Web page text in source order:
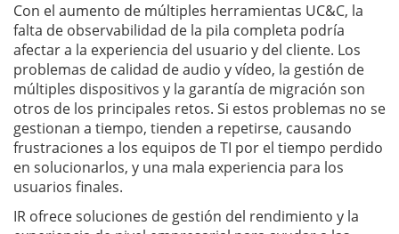
Con el aumento de múltiples herramientas UC&C, la
falta de observabilidad de la pila completa podría
afectar a la experiencia del usuario y del cliente. Los
problemas de calidad de audio y vídeo, la gestión de
múltiples dispositivos y la garantía de migración son
otros de los principales retos. Si estos problemas no se
gestionan a tiempo, tienden a repetirse, causando
frustraciones a los equipos de TI por el tiempo perdido
en solucionarlos, y una mala experiencia para los
usuarios finales.
IR ofrece soluciones de gestión del rendimiento y la